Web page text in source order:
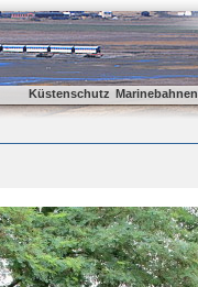
Küstenschutz Marinebahnen